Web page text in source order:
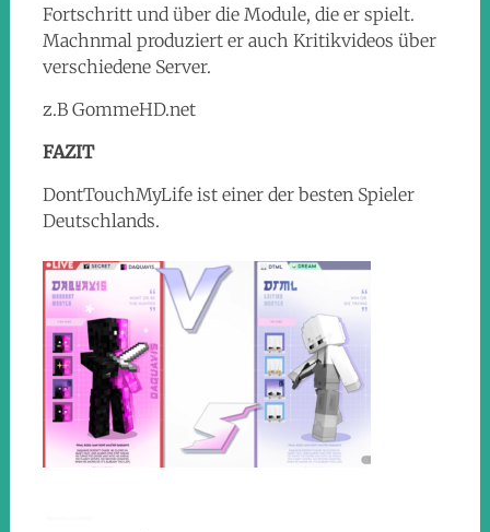
Fortschritt und über die Module, die er spielt.
Machnmal produziert er auch Kritikvideos über
verschiedene Server.
z.B GommeHD.net
FAZIT
DontTouchMyLife ist einer der besten Spieler
Deutschlands.